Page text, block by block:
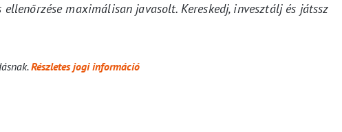
maximálisan javasolt. Kereskedj, invesztálj és játssz
Részletes jogi információ